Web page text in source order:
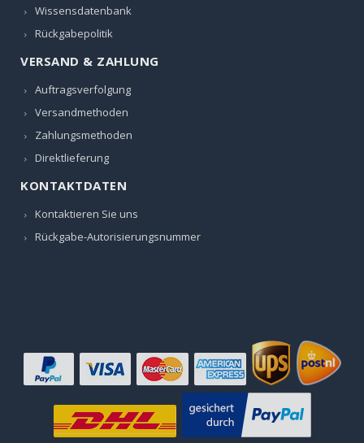
Wissensdatenbank
Rückgabepolitik
VERSAND & ZAHLUNG
Auftragsverfolgung
Versandmethoden
Zahlungsmethoden
Direktlieferung
KONTAKTDATEN
Kontaktieren Sie uns
Rückgabe-Autorisierungsnummer